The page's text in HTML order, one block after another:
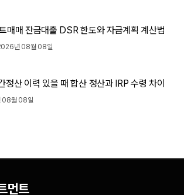
매매 잔금대출 DSR 한도와 자금계획 계산법
년 08월 08일
정산 이력 있을 때 합산 정산과 IRP 수령 차이
08월 08일